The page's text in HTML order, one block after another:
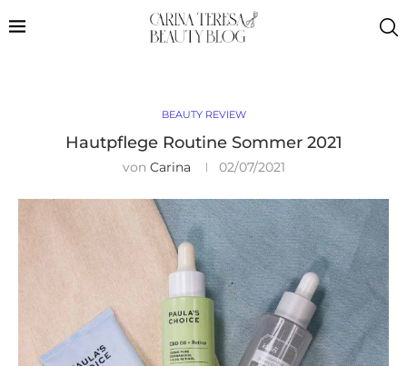
BEAUTY REVIEW
Hautpflege Routine Sommer 2021
von Carina 02/07/2021